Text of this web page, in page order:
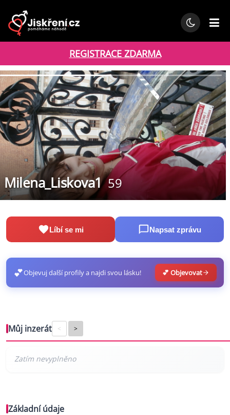
REGISTRACE ZDARMA
Milena_Liskova1 59
Líbí se mi Napsat zprávu
💕Objevuj další profily a najdi svou lásku! 💕 Objevovat
Můj inzerát < >
Základní údaje